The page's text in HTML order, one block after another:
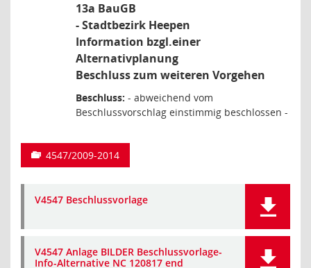
13a BauGB
- Stadtbezirk Heepen
Information bzgl.einer
Alternativplanung
Beschluss zum weiteren Vorgehen
Beschluss: - abweichend vom
Beschlussvorschlag einstimmig beschlossen -
4547/2009-2014
V4547 Beschlussvorlage
V4547 Anlage BILDER Beschlussvorlage-
Info-Alternative NC 120817 end